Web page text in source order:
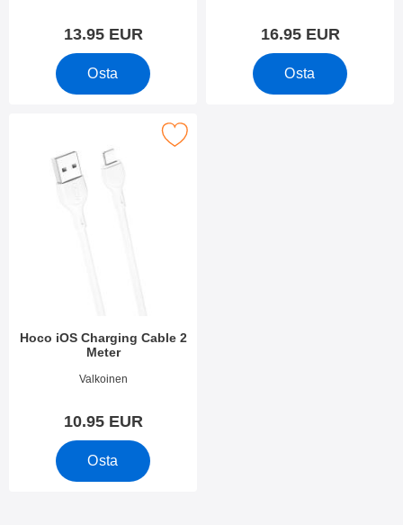
13.95 EUR
Osta
16.95 EUR
Osta
Hoco iOS Charging Cable 2
Meter
Tuote.nro 10955
Valkoinen
10.95 EUR
Osta
Merkitse hoco iOS Charging Cable 2 Meter suosikiksi